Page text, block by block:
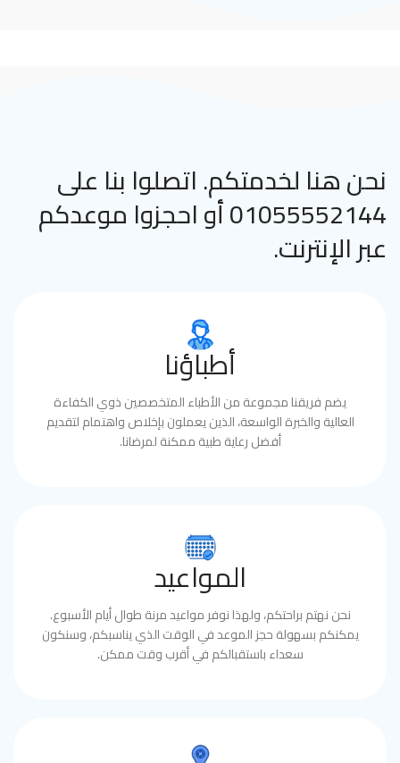
نحن هنا لخدمتكم. اتصلوا بنا على
01055552144 أو احجزوا موعدكم
عبر الإنترنت.
أطباؤنا
يضم فريقنا مجموعة من الأطباء المتخصصين ذوي الكفاءة
العالية والخبرة الواسعة، الذين يعملون بإخلاص واهتمام لتقديم
أفضل رعاية طبية ممكنة لمرضانا.
المواعيد
نحن نهتم براحتكم، ولهذا نوفر مواعيد مرنة طوال أيام الأسبوع.
يمكنكم بسهولة حجز الموعد في الوقت الذي يناسبكم، وسنكون
سعداء باستقبالكم في أقرب وقت ممكن.